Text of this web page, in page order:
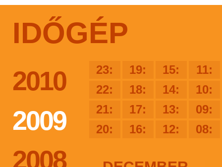
IDŐGÉP
2010
2009
2008
23: 19: 15:
11:
22:
18: 14:
10:
21:
17: 13:
09:
20:
16: 12: 08: